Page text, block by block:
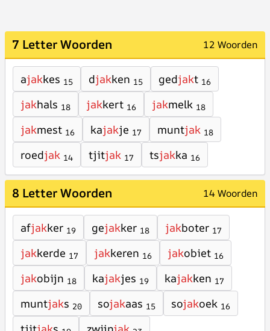
7 Letter Woorden 12 Woorden
ajakkes 15 djakken 15 gedjakt 16
jakhals 18 jakkert 16 jakmelk 18
jakmest 16 kajakje 17 muntjak 18
roedjak 14 tjitjak 17 tsjakka 16
8 Letter Woorden 14 Woorden
afjakker 19 gejakker 18 jakboter 17
jakkerde 17 jakkeren 16 jakobiet 16
jakobijn 18 kajakjes 19 kajakken 17
muntjaks 20 sojakaas 15 sojakoek 16